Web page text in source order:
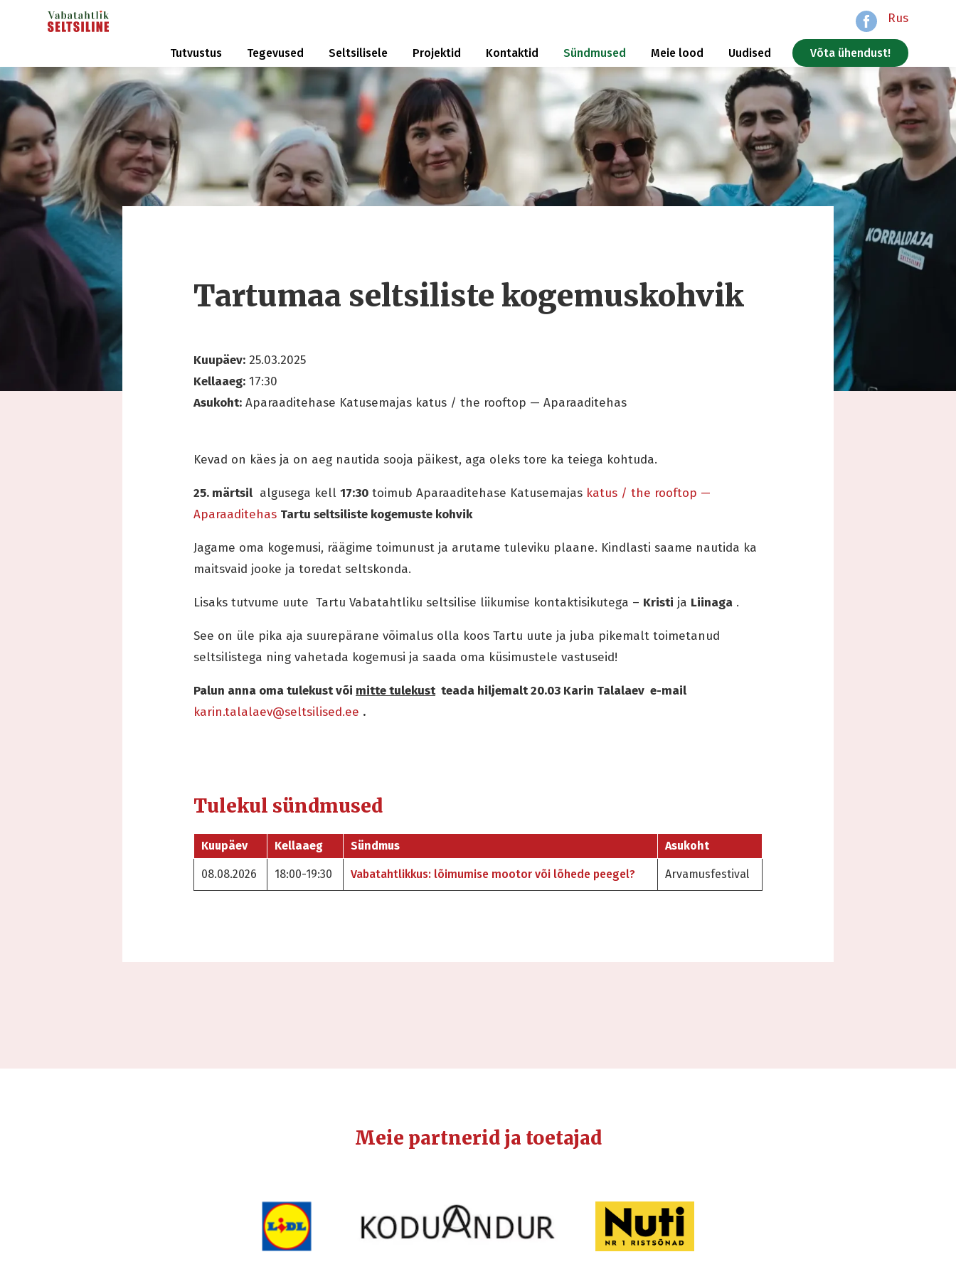
Rus
Tutvustus Tegevused Seltsilisele Projektid Kontaktid Sündmused Meie lood Uudised Võta ühendust!
Tartumaa seltsiliste kogemuskohvik
Kuupäev: 25.03.2025
Kellaaeg: 17:30
Asukoht: Aparaaditehase Katusemajas katus / the rooftop — Aparaaditehas
Kevad on käes ja on aeg nautida sooja päikest, aga oleks tore ka teiega kohtuda.
25. märtsil algusega kell 17:30 toimub Aparaaditehase Katusemajas katus / the rooftop —
Aparaaditehas Tartu seltsiliste kogemuste kohvik
Jagame oma kogemusi, räägime toimunust ja arutame tuleviku plaane. Kindlasti saame nautida ka
maitsvaid jooke ja toredat seltskonda.
Lisaks tutvume uute Tartu Vabatahtliku seltsilise liikumise kontaktisikutega – Kristi ja Liinaga .
See on üle pika aja suurepärane võimalus olla koos Tartu uute ja juba pikemalt toimetanud
seltsilistega ning vahetada kogemusi ja saada oma küsimustele vastuseid!
Palun anna oma tulekust või mitte tulekustteada hiljemalt 20.03 Karin Talalaev e-mail
karin.talalaev@seltsilised.ee .
Tulekul sündmused
Kuupäev Kellaaeg Sündmus Asukoht
08.08.2026 18:00-19:30 Vabatahtlikkus: lõimumise mootor või lõhede peegel? Arvamusfestival
Meie partnerid ja toetajad